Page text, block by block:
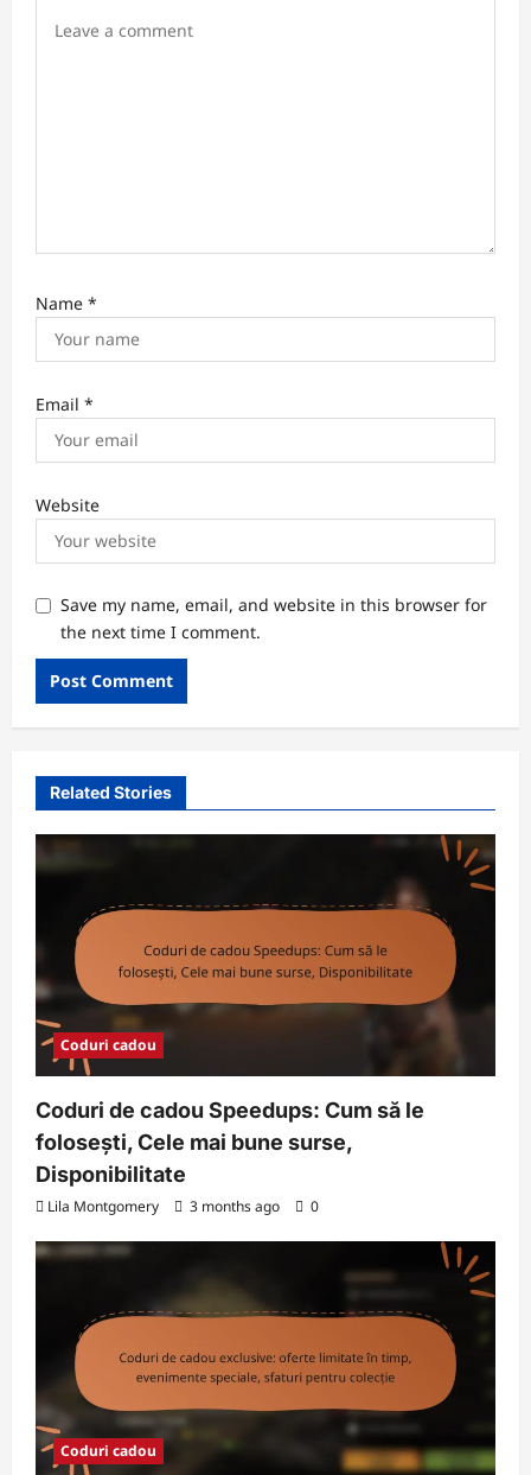
Name *
Email *
Website
Save my name, email, and website in this browser for
the next time I comment.
Related Stories
Coduri cadou
Coduri de cadou Speedups: Cum să le
folosești, Cele mai bune surse,
Disponibilitate
Lila Montgomery 3 months ago 0
Coduri cadou